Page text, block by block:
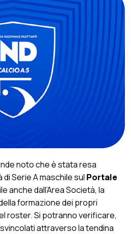
noto che è stata resa
Serie A maschile sul Portale
anche dall’Area Società, la
formazione dei propri
roster. Si potranno verificare,
attraverso la tendina